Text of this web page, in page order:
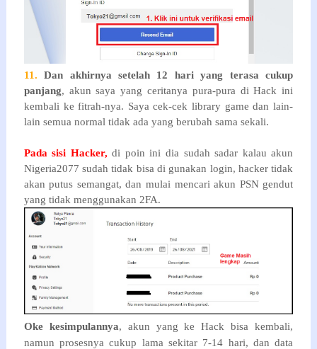
11.Dan akhirnya setelah 12 hari yang terasa cukup
panjang, akun saya yang ceritanya pura-pura di Hack ini
kembali ke fitrah-nya. Saya cek-cek library game dan lain-
lain semua normal tidak ada yang berubah sama sekali.
Pada sisi Hacker, di poin ini dia sudah sadar kalau akun
Nigeria2077 sudah tidak bisa di gunakan login, hacker tidak
akan putus semangat, dan mulai mencari akun PSN gendut
yang tidak menggunakan 2FA.
Oke kesimpulannya, akun yang ke Hack bisa kembali,
namun prosesnya cukup lama sekitar 7-14 hari, dan data